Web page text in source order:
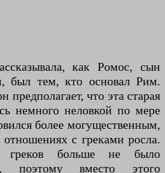
как Ромос, сын
был тем, кто основал Рим.
что эта старая
немного неловкой по мере
более могущественным,
с греками росла.
греков больше не было
поэтому вместо этого